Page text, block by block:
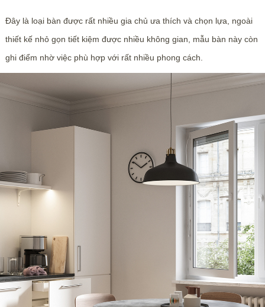
Đây là loại bàn được rất nhiều gia chủ ưa thích và chọn lựa, ngoài
thiết kế nhỏ gọn tiết kiệm được nhiều không gian, mẫu bàn này còn
ghi điểm nhờ việc phù hợp với rất nhiều phong cách.